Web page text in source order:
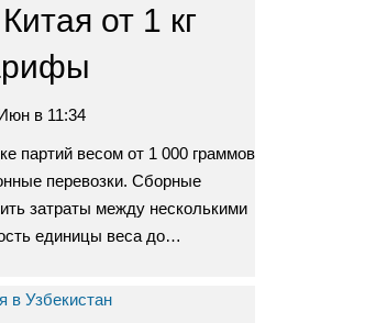
от 1 кг
в 11:34
партий весом от 1 000 граммов
перевозки. Сборные
затраты между несколькими
единицы веса до…